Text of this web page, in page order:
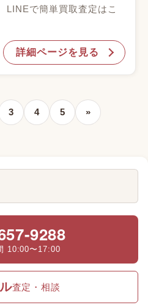
LINEで簡単買取査定はこ
詳細ページを見る
3 4 5 »
9288
10:00〜17:00
査定・相談